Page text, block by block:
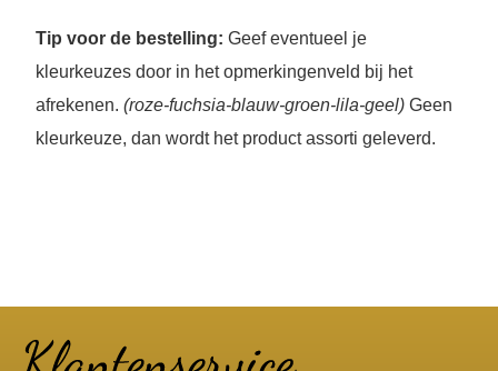
Tip voor de bestelling: Geef eventueel je
kleurkeuzes door in het opmerkingenveld bij het
afrekenen. (roze-fuchsia-blauw-groen-lila-geel) Geen
kleurkeuze, dan wordt het product assorti geleverd.